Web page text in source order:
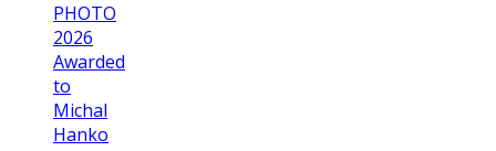
PHOTO
2026
Awarded
to
Michal
Hanko